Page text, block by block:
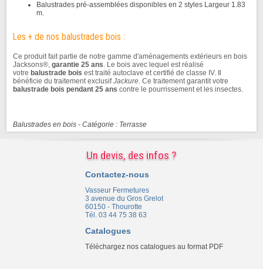
Balustrades pré-assemblées disponibles en 2 styles Largeur 1.83
m.
Les + de nos balustrades bois :
Ce produit fait partie de notre gamme d'aménagements extérieurs en bois
Jacksons®, garantie 25 ans. Le bois avec lequel est réalisé
votre balustrade bois est traité autoclave et certifié de classe IV. Il
bénéficie du traitement exclusifJackure. Ce traitement garantit votre
balustrade bois pendant 25 ans contre le pourrissement et les insectes.
Balustrades en bois - Catégorie : Terrasse
Un devis, des infos ?
Contactez-nous
Vasseur Fermetures
3 avenue du Gros Grelot
60150 - Thourotte
Tél. 03 44 75 38 63
Catalogues
Téléchargez nos catalogues au format PDF